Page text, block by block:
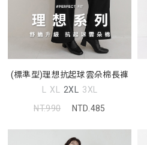
(標準型)理想抗起球雲朵棉長褲
L XL 2XL 3XL
NT.990
NTD.485